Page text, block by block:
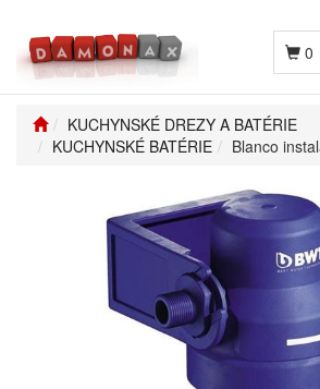
0
KUCHYNSKÉ DREZY A BATÉRIE
KUCHYNSKÉ BATÉRIE
Blanco